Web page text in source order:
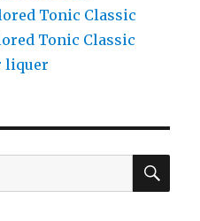
Tonic Classic
Tonic Classic
liquer